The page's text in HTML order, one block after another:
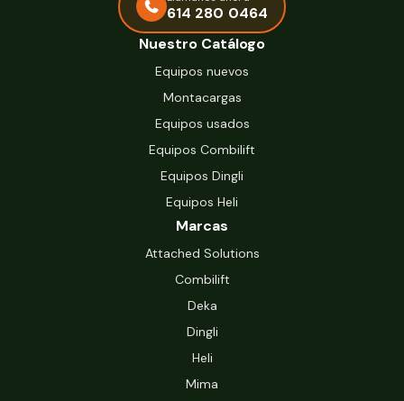
614 280 0464
Nuestro Catálogo
Equipos nuevos
Montacargas
Equipos usados
Equipos Combilift
Equipos Dingli
Equipos Heli
Marcas
Attached Solutions
Combilift
Deka
Dingli
Heli
Mima